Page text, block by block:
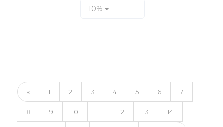
10%
« 1 2 3 4 5 6 7
8 9 10 11 12 13 14